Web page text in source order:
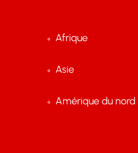
Afrique
Asie
Amérique du nord